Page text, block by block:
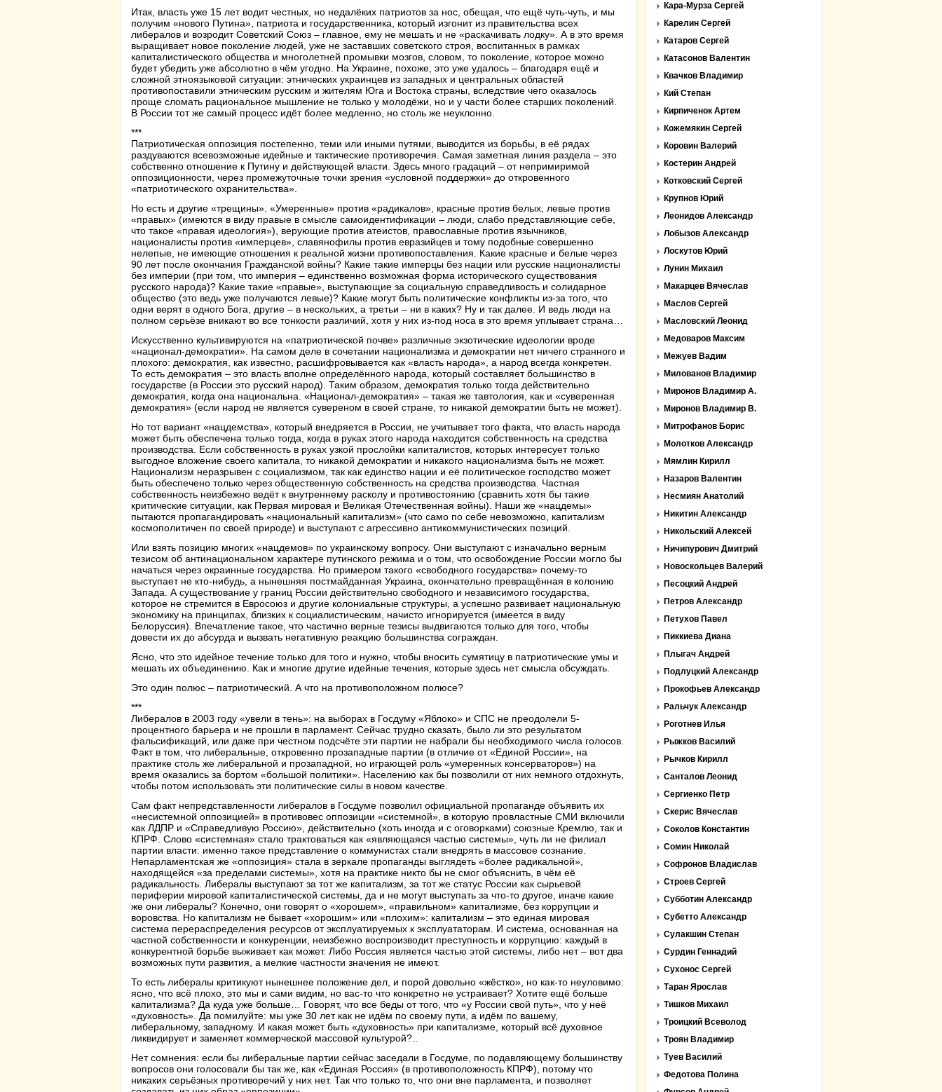
Итак, власть уже 15 лет водит честных, но недалёких патриотов за нос, обещая, что ещё чуть-чуть, и мы
получим «нового Путина», патриота и государственника, который изгонит из правительства всех
либералов и возродит Советский Союз – главное, ему не мешать и не «раскачивать лодку». А в это время
выращивает новое поколение людей, уже не заставших советского строя, воспитанных в рамках
капиталистического общества и многолетней промывки мозгов, словом, то поколение, которое можно
будет убедить уже абсолютно в чём угодно. На Украине, похоже, это уже удалось – благодаря ещё и
сложной этноязыковой ситуации: этнических украинцев из западных и центральных областей
противопоставили этническим русским и жителям Юга и Востока страны, вследствие чего оказалось
проще сломать рациональное мышление не только у молодёжи, но и у части более старших поколений.
В России тот же самый процесс идёт более медленно, но столь же неуклонно.
***
Патриотическая оппозиция постепенно, теми или иными путями, выводится из борьбы, в её рядах
раздуваются всевозможные идейные и тактические противоречия. Самая заметная линия раздела – это
собственно отношение к Путину и действующей власти. Здесь много градаций – от непримиримой
оппозиционности, через промежуточные точки зрения «условной поддержки» до откровенного
«патриотического охранительства».
Но есть и другие «трещины». «Умеренные» против «радикалов», красные против белых, левые против
«правых» (имеются в виду правые в смысле самоидентификации – люди, слабо представляющие себе,
что такое «правая идеология»), верующие против атеистов, православные против язычников,
националисты против «имперцев», славянофилы против евразийцев и тому подобные совершенно
нелепые, не имеющие отношения к реальной жизни противопоставления. Какие красные и белые через
90 лет после окончания Гражданской войны? Какие такие имперцы без нации или русские националисты
без империи (при том, что империя – единственно возможная форма исторического существования
русского народа)? Какие такие «правые», выступающие за социальную справедливость и солидарное
общество (это ведь уже получаются левые)? Какие могут быть политические конфликты из-за того, что
одни верят в одного Бога, другие – в нескольких, а третьи – ни в каких? Ну и так далее. И ведь люди на
полном серьёзе вникают во все тонкости различий, хотя у них из-под носа в это время уплывает страна…
Искусственно культивируются на «патриотической почве» различные экзотические идеологии вроде
«национал-демократии». На самом деле в сочетании национализма и демократии нет ничего странного и
плохого: демократия, как известно, расшифровывается как «власть народа», а народ всегда конкретен.
То есть демократия – это власть вполне определённого народа, который составляет большинство в
государстве (в России это русский народ). Таким образом, демократия только тогда действительно
демократия, когда она национальна. «Национал-демократия» – такая же тавтология, как и «суверенная
демократия» (если народ не является сувереном в своей стране, то никакой демократии быть не может).
Но тот вариант «нацдемства», который внедряется в России, не учитывает того факта, что власть народа
может быть обеспечена только тогда, когда в руках этого народа находится собственность на средства
производства. Если собственность в руках узкой прослойки капиталистов, которых интересует только
выгодное вложение своего капитала, то никакой демократии и никакого национализма быть не может.
Национализм неразрывен с социализмом, так как единство нации и её политическое господство может
быть обеспечено только через общественную собственность на средства производства. Частная
собственность неизбежно ведёт к внутреннему расколу и противостоянию (сравнить хотя бы такие
критические ситуации, как Первая мировая и Великая Отечественная войны). Наши же «нацдемы»
пытаются пропагандировать «национальный капитализм» (что само по себе невозможно, капитализм
космополитичен по своей природе) и выступают с агрессивно антикоммунистических позиций.
Или взять позицию многих «нацдемов» по украинскому вопросу. Они выступают с изначально верным
тезисом об антинациональном характере путинского режима и о том, что освобождение России могло бы
начаться через окраинные государства. Но примером такого «свободного государства» почему-то
выступает не кто-нибудь, а нынешняя постмайданная Украина, окончательно превращённая в колонию
Запада. А существование у границ России действительно свободного и независимого государства,
которое не стремится в Евросоюз и другие колониальные структуры, а успешно развивает национальную
экономику на принципах, близких к социалистическим, начисто игнорируется (имеется в виду
Белоруссия). Впечатление такое, что частично верные тезисы выдвигаются только для того, чтобы
довести их до абсурда и вызвать негативную реакцию большинства сограждан.
Ясно, что это идейное течение только для того и нужно, чтобы вносить сумятицу в патриотические умы и
мешать их объединению. Как и многие другие идейные течения, которые здесь нет смысла обсуждать.
Это один полюс – патриотический. А что на противоположном полюсе?
***
Либералов в 2003 году «увели в тень»: на выборах в Госдуму «Яблоко» и СПС не преодолели 5-
процентного барьера и не прошли в парламент. Сейчас трудно сказать, было ли это результатом
фальсификаций, или даже при честном подсчёте эти партии не набрали бы необходимого числа голосов.
Факт в том, что либеральные, откровенно прозападные партии (в отличие от «Единой России», на
практике столь же либеральной и прозападной, но играющей роль «умеренных консерваторов») на
время оказались за бортом «большой политики». Населению как бы позволили от них немного отдохнуть,
чтобы потом использовать эти политические силы в новом качестве.
Сам факт непредставленности либералов в Госдуме позволил официальной пропаганде объявить их
«несистемной оппозицией» в противовес оппозиции «системной», в которую провластные СМИ включили
как ЛДПР и «Справедливую Россию», действительно (хоть иногда и с оговорками) союзные Кремлю, так и
КПРФ. Слово «системная» стало трактоваться как «являющаяся частью системы», чуть ли не филиал
партии власти: именно такое представление о коммунистах стали внедрять в массовое сознание.
Непарламентская же «оппозиция» стала в зеркале пропаганды выглядеть «более радикальной»,
находящейся «за пределами системы», хотя на практике никто бы не смог объяснить, в чём её
радикальность. Либералы выступают за тот же капитализм, за тот же статус России как сырьевой
периферии мировой капиталистической системы, да и не могут выступать за что-то другое, иначе какие
же они либералы? Конечно, они говорят о «хорошем», «правильном» капитализме, без коррупции и
воровства. Но капитализм не бывает «хорошим» или «плохим»: капитализм – это единая мировая
система перераспределения ресурсов от эксплуатируемых к эксплуататорам. И система, основанная на
частной собственности и конкуренции, неизбежно воспроизводит преступность и коррупцию: каждый в
конкурентной борьбе выживает как может. Либо Россия является частью этой системы, либо нет – вот два
возможных пути развития, а мелкие частности значения не имеют.
То есть либералы критикуют нынешнее положение дел, и порой довольно «жёстко», но как-то неуловимо:
ясно, что всё плохо, это мы и сами видим, но вас-то что конкретно не устраивает? Хотите ещё больше
капитализма? Да куда уже больше… Говорят, что все беды от того, что «у России свой путь», что у неё
«духовность». Да помилуйте: мы уже 30 лет как не идём по своему пути, а идём по вашему,
либеральному, западному. И какая может быть «духовность» при капитализме, который всё духовное
ликвидирует и заменяет коммерческой массовой культурой?..
Нет сомнения: если бы либеральные партии сейчас заседали в Госдуме, по подавляющему большинству
вопросов они голосовали бы так же, как «Единая Россия» (в противоположность КПРФ), потому что
никаких серьёзных противоречий у них нет. Так что только то, что они вне парламента, и позволяет
Кара-Мурза Сергей
Карелин Сергей
Катаров Сергей
Катасонов Валентин
Квачков Владимир
Кий Степан
Кирпиченок Артем
Кожемякин Сергей
Коровин Валерий
Костерин Андрей
Котковский Сергей
Крупнов Юрий
Леонидов Александр
Лобызов Александр
Лоскутов Юрий
Лунин Михаил
Макарцев Вячеслав
Маслов Сергей
Масловский Леонид
Медоваров Максим
Межуев Вадим
Милованов Владимир
Миронов Владимир А.
Миронов Владимир В.
Митрофанов Борис
Молотков Александр
Мямлин Кирилл
Назаров Валентин
Несмиян Анатолий
Никитин Александр
Никольский Алексей
Ничипурович Дмитрий
Новоскольцев Валерий
Песоцкий Андрей
Петров Александр
Петухов Павел
Пиккиева Диана
Плыгач Андрей
Подлуцкий Александр
Прокофьев Александр
Ральчук Александр
Роготнев Илья
Рыжков Василий
Рычков Кирилл
Санталов Леонид
Сергиенко Петр
Скерис Вячеслав
Соколов Константин
Сомин Николай
Софронов Владислав
Строев Сергей
Субботин Александр
Субетто Александр
Сулакшин Степан
Сурдин Геннадий
Сухонос Сергей
Таран Ярослав
Тишков Михаил
Троицкий Всеволод
Троян Владимир
Туев Василий
Федотова Полина